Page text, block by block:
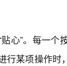
心”。每一
行某项操作